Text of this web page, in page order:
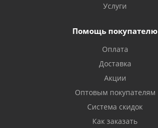
Услуги
Помощь покупателю
Оплата
Доставка
Акции
Оптовым покупателям
Система скидок
Как заказать